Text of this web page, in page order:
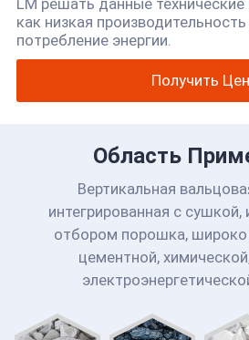
как низкая
потребление энергии.
Получить
Область
Вертикальная
интегрированная с
отбором порошка, широко
цементной,